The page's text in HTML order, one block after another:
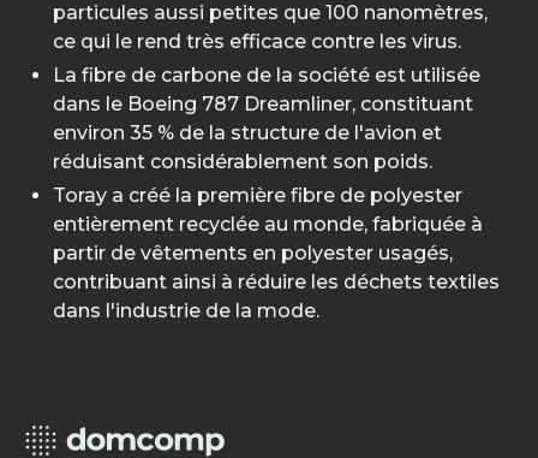
particules aussi petites que 100 nanomètres,
ce qui le rend très efficace contre les virus.
La fibre de carbone de la société est utilisée
dans le Boeing 787 Dreamliner, constituant
environ 35 % de la structure de l'avion et
réduisant considérablement son poids.
Toray a créé la première fibre de polyester
entièrement recyclée au monde, fabriquée à
partir de vêtements en polyester usagés,
contribuant ainsi à réduire les déchets textiles
dans l'industrie de la mode.